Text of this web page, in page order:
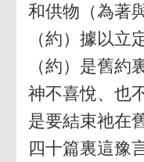
和供物（為著
（約）據以立
（約）是舊約
神不喜悅、也
是要結束祂在
四十篇裏這豫